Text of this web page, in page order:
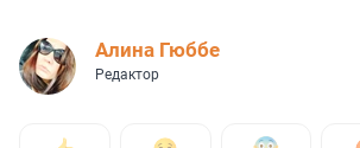
Алина Гюббе
Редактор